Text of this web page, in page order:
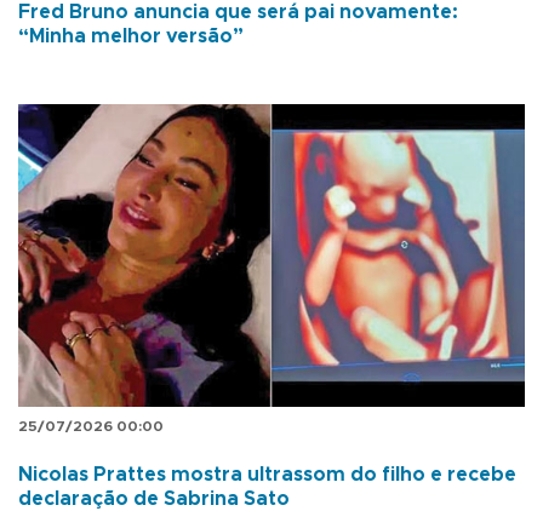
Fred Bruno anuncia que será pai novamente:
“Minha melhor versão”
25/07/2026 00:00
Nicolas Prattes mostra ultrassom do filho e recebe
declaração de Sabrina Sato